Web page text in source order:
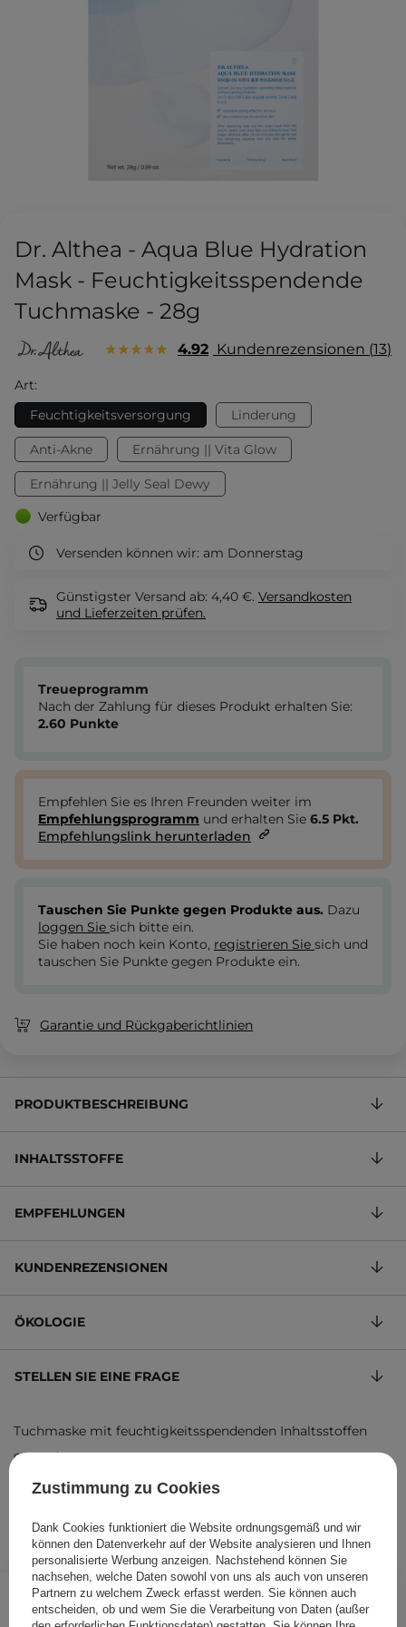
Dr. Althea - Aqua Blue Hydration
Mask - Feuchtigkeitsspendende
Tuchmaske - 28g
4.92 Kundenrezensionen 13
Art:
Feuchtigkeitsversorgung
Linderung
Anti-Akne Ernährung || Vita Glow
Ernährung || Jelly Seal Dewy
Verfügbar
Versenden können wir: am Donnerstag
Günstigster Versand ab: 4,40 €. Versandkosten
und Lieferzeiten prüfen.
2,60 € /Stk.
Treueprogramm
Nach der Zahlung für dieses Produkt erhalten Sie:
2.60 Punkte
Empfehlen Sie es Ihren Freunden weiter im
Empfehlungsprogramm und erhalten Sie 6.5 Pkt.
Empfehlungslink herunterladen
Tauschen Sie Punkte gegen Produkte aus. Dazu
loggen Sie sich bitte ein.
Sie haben noch kein Konto, registrieren Sie sich und
tauschen Sie Punkte gegen Produkte ein.
Garantie und Rückgaberichtlinien
PRODUKTBESCHREIBUNG
INHALTSSTOFFE
EMPFEHLUNGEN
KUNDENREZENSIONEN
ÖKOLOGIE
STELLEN SIE EINE FRAGE
Tuchmaske mit feuchtigkeitsspendenden Inhaltsstoffen
9,29 €
Produktcode: 26780
Zustimmung zu Cookies
Dank Cookies funktioniert die Website ordnungsgemäß und wir
können den Datenverkehr auf der Website analysieren und Ihnen
personalisierte Werbung anzeigen. Nachstehend können Sie
nachsehen, welche Daten sowohl von uns als auch von unseren
Partnern zu welchem Zweck erfasst werden. Sie können auch
entscheiden, ob und wem Sie die Verarbeitung von Daten (außer